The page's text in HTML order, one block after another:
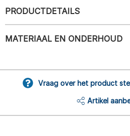
PRODUCTDETAILS
MATERIAAL EN ONDERHOUD
Vraag over het product
Artikel